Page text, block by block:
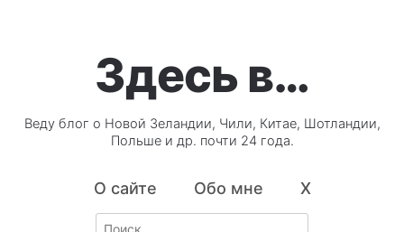
Здесь в…
Веду блог о Новой Зеландии, Чили, Китае, Шотландии,
Польше и др. почти 24 года.
О сайте Обо мне X
Search